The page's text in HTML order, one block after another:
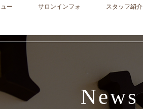
ー サロンインフォ スタッフ紹介
News